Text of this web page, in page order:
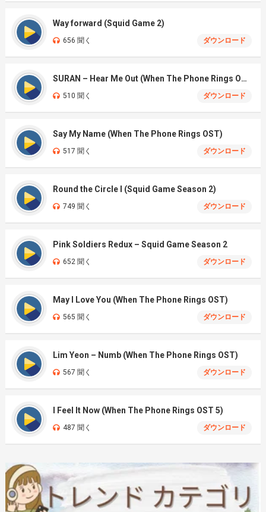
Way forward (Squid Game 2)
656 聞く ダウンロード
SURAN – Hear Me Out (When The Phone Rings OST)
510 聞く ダウンロード
Say My Name (When The Phone Rings OST)
517 聞く ダウンロード
Round the Circle I (Squid Game Season 2)
749 聞く ダウンロード
Pink Soldiers Redux – Squid Game Season 2
652 聞く ダウンロード
May I Love You (When The Phone Rings OST)
565 聞く ダウンロード
Lim Yeon – Numb (When The Phone Rings OST)
567 聞く ダウンロード
I Feel It Now (When The Phone Rings OST 5)
487 聞く ダウンロード